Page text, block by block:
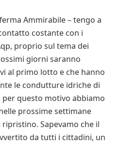
Ammirabile – tengo a
costante con i
proprio sul tema dei
giorni saranno
al primo lotto e che hanno
le condutture idriche di
questo motivo abbiamo
prossime settimane
Sapevamo che il
da tutti i cittadini, un